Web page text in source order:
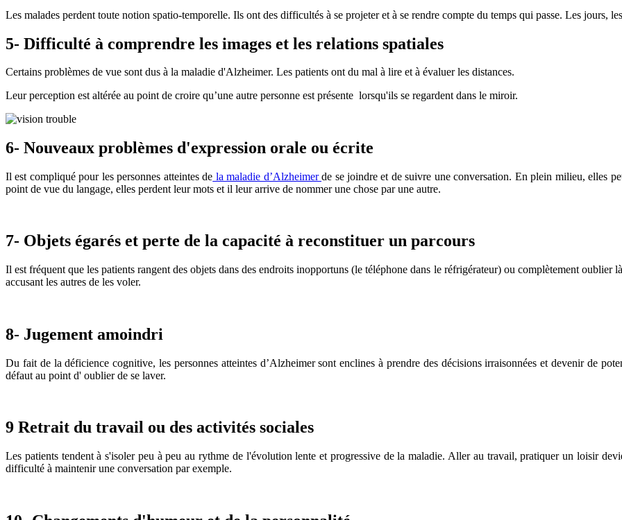
Les malades perdent toute notion spatio-temporelle. Ils ont des difficultés à se projeter et à se rendre compte du temps qui passe. Les jours,
5- Difficulté à comprendre les images et les relations spatiales
Certains problèmes de vue sont dus à la maladie d'Alzheimer. Les patients ont du mal à lire et à évaluer les distances.
Leur perception est altérée au point de croire qu’une autre personne est présente lorsqu'ils se regardent dans le miroir.
6- Nouveaux problèmes d'expression orale ou écrite
Il est compliqué pour les personnes atteintes de la maladie d’Alzheimerde se joindre et de suivre une conversation. En plein milieu, elles
point de vue du langage, elles perdent leur mots et il leur arrive de nommer une chose par une autre.
7- Objets égarés et perte de la capacité à reconstituer un parcours
Il est fréquent que les patients rangent des objets dans des endroits inopportuns (le téléphone dans le réfrigérateur) ou complètement oublier
accusant les autres de les voler.
8- Jugement amoindri
Du fait de la déficience cognitive, les personnes atteintes d’Alzheimer sont enclines à prendre des décisions irraisonnées et devenir de
défaut au point d' oublier de se laver.
9 Retrait du travail ou des activités sociales
Les patients tendent à s'isoler peu à peu au rythme de l'évolution lente et progressive de la maladie. Aller au travail, pratiquer un loisir
difficulté à maintenir une conversation par exemple.